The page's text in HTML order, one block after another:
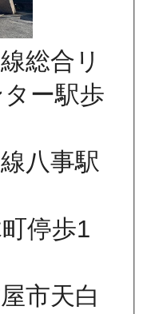
総合リ
ー駅歩
八事駅
停歩1
市天白